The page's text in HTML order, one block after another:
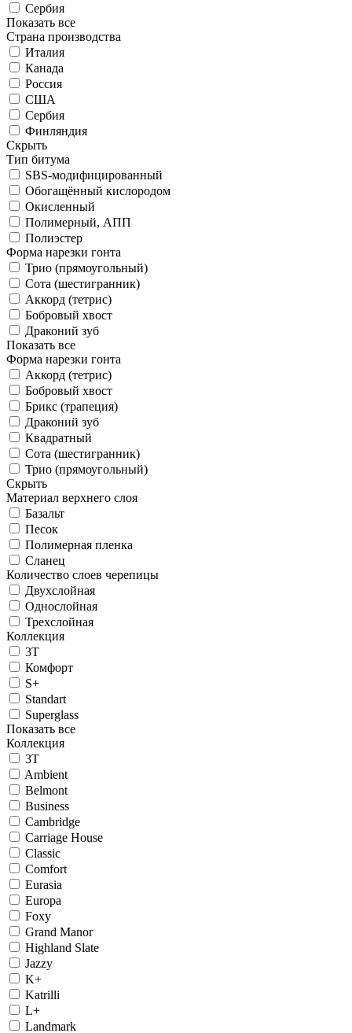
Сербия
Показать все
Страна производства
Италия
Канада
Россия
США
Сербия
Финляндия
Скрыть
Тип битума
SBS-модифицированный
Обогащённый кислородом
Окисленный
Полимерный, АПП
Полиэстер
Форма нарезки гонта
Трио (прямоугольный)
Сота (шестигранник)
Аккорд (тетрис)
Бобровый хвост
Драконий зуб
Показать все
Форма нарезки гонта
Аккорд (тетрис)
Бобровый хвост
Брикс (трапеция)
Драконий зуб
Квадратный
Сота (шестигранник)
Трио (прямоугольный)
Скрыть
Материал верхнего слоя
Базальт
Песок
Полимерная пленка
Сланец
Количество слоев черепицы
Двухслойная
Однослойная
Трехслойная
Коллекция
3T
Комфорт
S+
Standart
Superglass
Показать все
Коллекция
3T
Ambient
Belmont
Business
Cambridge
Carriage House
Classic
Comfort
Eurasia
Europa
Foxy
Grand Manor
Highland Slate
Jazzy
K+
Katrilli
L+
Landmark